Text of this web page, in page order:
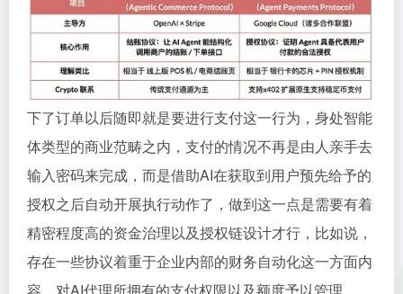
下了订单以后随即就是要进行支付这一行为，身处智能
体类型的商业范畴之内，支付的情况不再是由人亲手去
输入密码来完成，而是借助AI在获取到用户预先给予的
授权之后自动开展执行动作了，做到这一点是需要有着
精密程度高的资金治理以及授权链设计才行，比如说，
存在一些协议着重于企业内部的财务自动化这一方面内